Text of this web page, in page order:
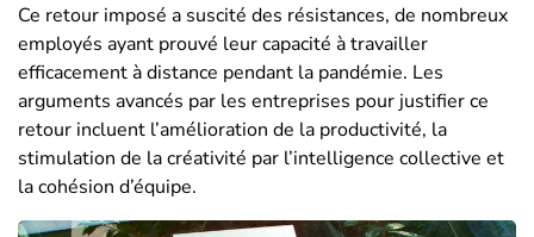
Ce retour imposé a suscité des résistances, de nombreux
employés ayant prouvé leur capacité à travailler
efficacement à distance pendant la pandémie. Les
arguments avancés par les entreprises pour justifier ce
retour incluent l’amélioration de la productivité, la
stimulation de la créativité par l’intelligence collective et
la cohésion d’équipe​​.